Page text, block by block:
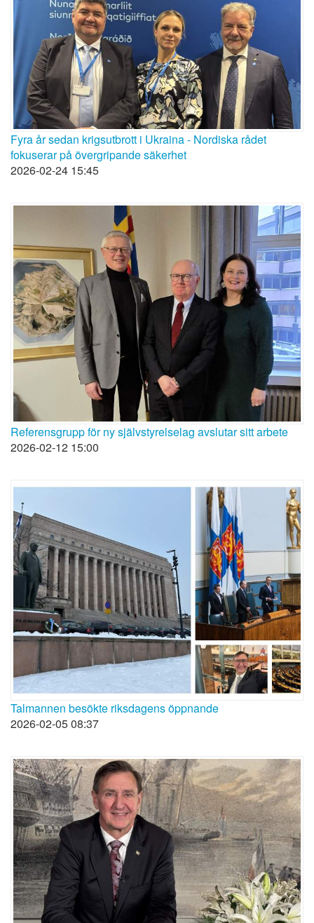
Fyra år sedan krigsutbrott i Ukraina - Nordiska rådet
fokuserar på övergripande säkerhet
2026-02-24 15:45
Referensgrupp för ny självstyrelselag avslutar sitt arbete
2026-02-12 15:00
Talmannen besökte riksdagens öppnande
2026-02-05 08:37